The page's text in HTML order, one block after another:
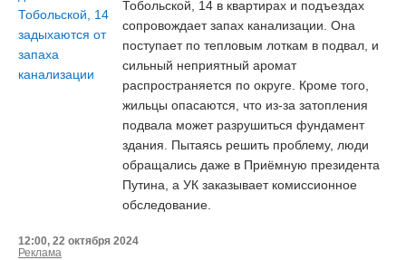
Тобольской, 14 в квартирах и подъездах
сопровождает запах канализации. Она
поступает по тепловым лоткам в подвал, и
сильный неприятный аромат
распространяется по округе. Кроме того,
жильцы опасаются, что из-за затопления
подвала может разрушиться фундамент
здания. Пытаясь решить проблему, люди
обращались даже в Приёмную президента
Путина, а УК заказывает комиссионное
обследование.
12:00, 22 октября 2024
Реклама